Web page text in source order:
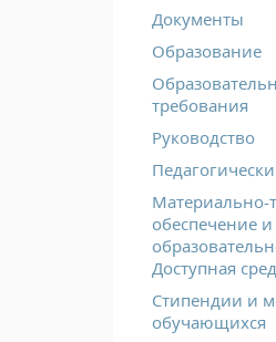
Документы
Образование
требования
Руководство
Материально-
обеспечение
Доступная
Стипендии и
обучающихся